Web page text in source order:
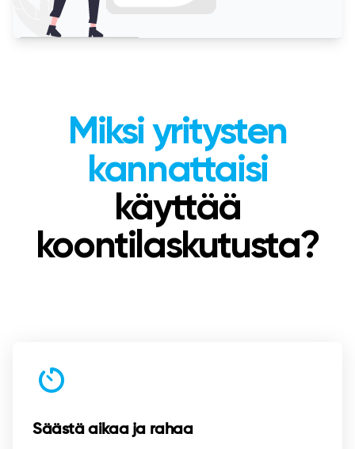
Miksi yritysten
kannattaisi
käyttää
koontilaskutusta?
Säästä aikaa ja rahaa